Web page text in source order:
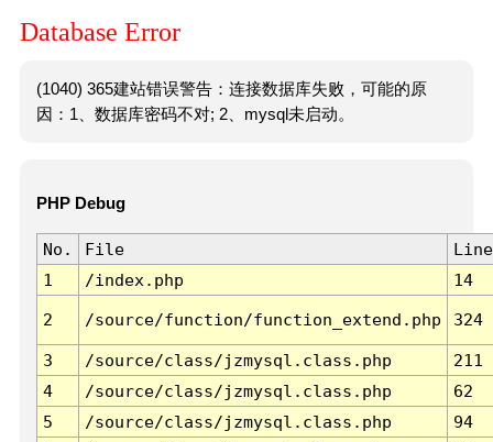
Database Error
(1040) 365建站错误警告：连接数据库失败，可能的原
因：1、数据库密码不对; 2、mysql未启动。
PHP Debug
No. File
Line
1
/index.php 14
2 /source/function/function_extend.php 324
3 /source/class/jzmysql.class.php
211
4
/source/class/jzmysql.class.php
62
5
/source/class/jzmysql.class.php
94